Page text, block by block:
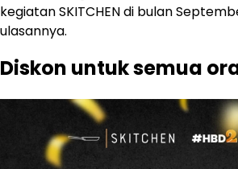
kegiatan SKITCHEN di bulan
ulasannya.
Diskon untuk semua